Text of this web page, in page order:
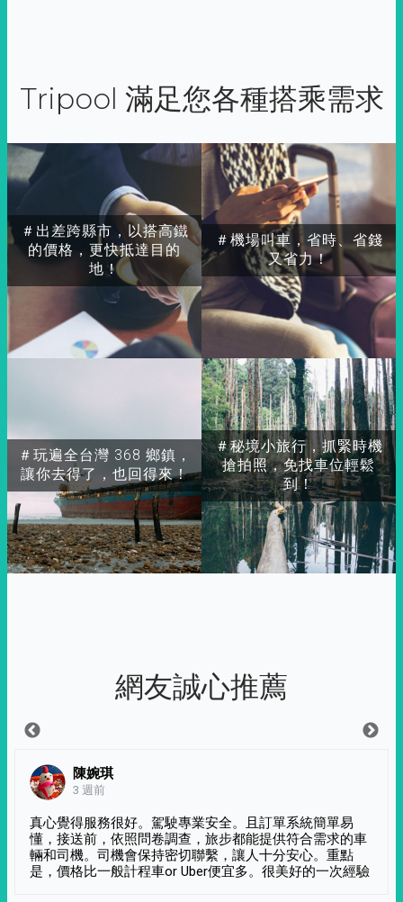
Tripool 滿足您各種搭乘需求
＃出差跨縣市，以搭高鐵
的價格，更快抵達目的
地！
＃玩遍全台灣 368 鄉鎮，
讓你去得了，也回得來！
＃秘境小旅行，抓緊時機
搶拍照，免找車位輕鬆
到！
＃機場叫車，省時、省錢
又省力！
網友誠心推薦
陳婉琪
3 週前
真心覺得服務很好。駕駛專業安全。且訂單系統簡單易
懂，接送前，依照問卷調查，旅步都能提供符合需求的車
輛和司機。司機會保持密切聯繫，讓人十分安心。重點
是，價格比一般計程車or Uber便宜多。很美好的一次經驗